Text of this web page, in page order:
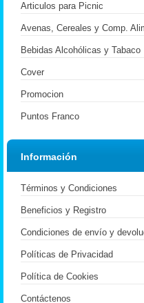
Articulos para Picnic
Avenas, Cereales y Comp.
Bebidas Alcohólicas y Tabaco
Cover
Promocion
Puntos Franco
Información
Términos y Condiciones
Beneficios y Registro
Condiciones de envío y
Políticas de Privacidad
Política de Cookies
Contáctenos